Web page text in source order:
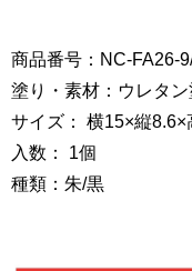
商品番号：NC-FA26-
塗り・素材：ウレタ
サイズ： 横15×縦8.6×
入数： 1個
種類：朱/黒